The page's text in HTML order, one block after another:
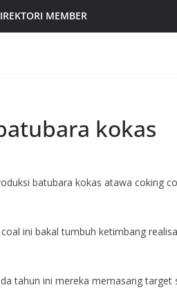
MEMBER
kokas
batubara kokas atawa coking
ini bakal tumbuh ketimbang
tahun ini mereka memasang target